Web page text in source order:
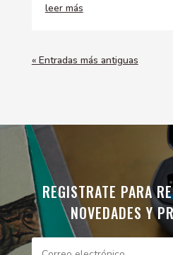
leer más
« Entradas más antiguas
REGISTRATE PARA
NOVEDADES Y